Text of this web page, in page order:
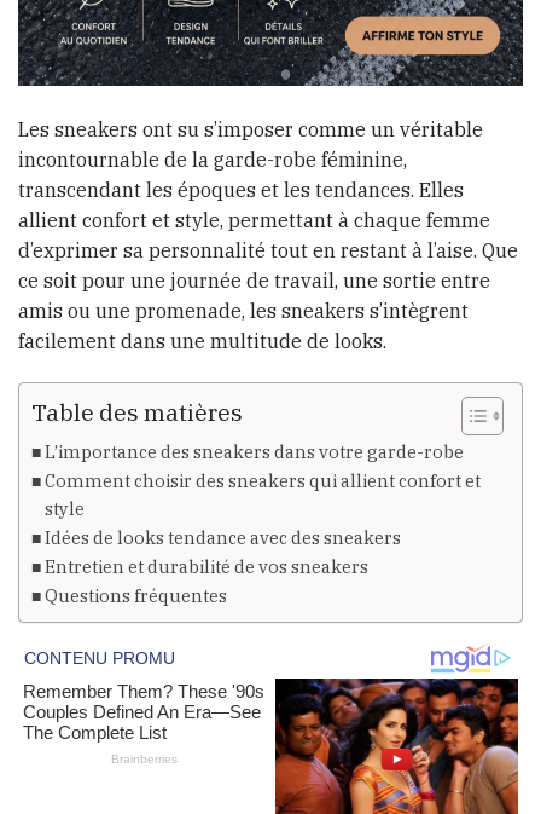
Les sneakers ont su s’imposer comme un véritable
incontournable de la garde-robe féminine,
transcendant les époques et les tendances. Elles
allient confort et style, permettant à chaque femme
d’exprimer sa personnalité tout en restant à l’aise. Que
ce soit pour une journée de travail, une sortie entre
amis ou une promenade, les sneakers s’intègrent
facilement dans une multitude de looks.
Table des matières
L’importance des sneakers dans votre garde-robe
Comment choisir des sneakers qui allient confort et
style
Idées de looks tendance avec des sneakers
Entretien et durabilité de vos sneakers
Questions fréquentes